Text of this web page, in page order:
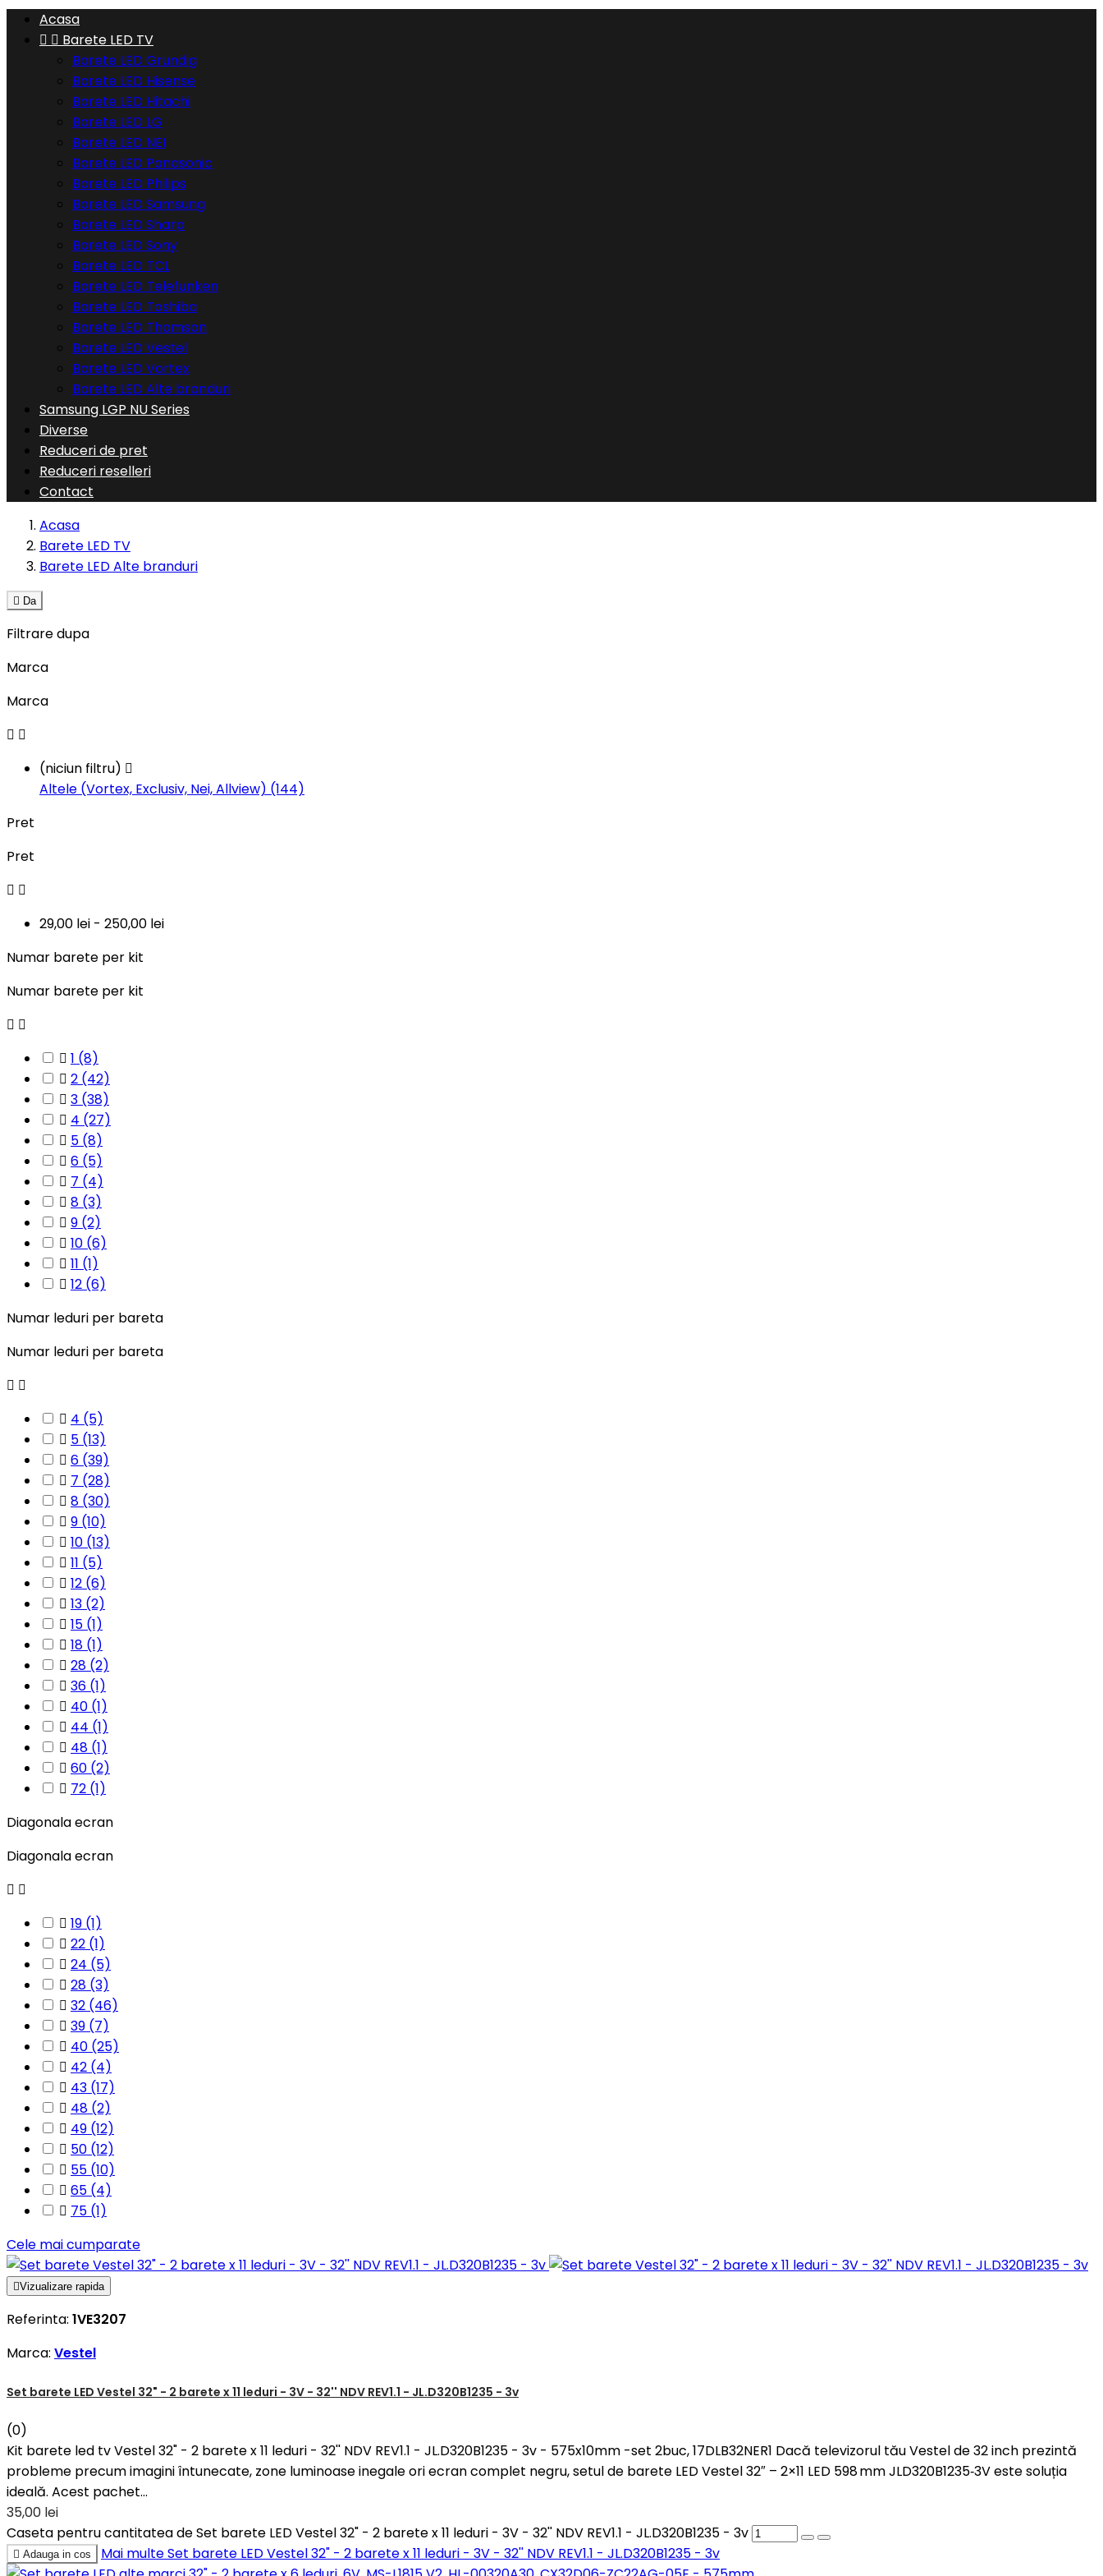
Acasa
  Barete LED TV
Barete LED Grundig
Barete LED Hisense
Barete LED Hitachi
Barete LED LG
Barete LED NEI
Barete LED Panasonic
Barete LED Philips
Barete LED Samsung
Barete LED Sharp
Barete LED Sony
Barete LED TCL
Barete LED Telefunken
Barete LED Toshiba
Barete LED Thomson
Barete LED Vestel
Barete LED Vortex
Barete LED Alte branduri
Samsung LGP NU Series
Diverse
Reduceri de pret
Reduceri reselleri
Contact
Acasa
Barete LED TV
Barete LED Alte branduri
 Da
Filtrare dupa
Marca
Marca
 
(niciun filtru) 
Altele (Vortex, Exclusiv, Nei, Allview) (144)
Pret
Pret
 
29,00 lei - 250,00 lei
Numar barete per kit
Numar barete per kit
 
 1 (8)
 2 (42)
 3 (38)
 4 (27)
 5 (8)
 6 (5)
 7 (4)
 8 (3)
 9 (2)
 10 (6)
 11 (1)
 12 (6)
Numar leduri per bareta
Numar leduri per bareta
 
 4 (5)
 5 (13)
 6 (39)
 7 (28)
 8 (30)
 9 (10)
 10 (13)
 11 (5)
 12 (6)
 13 (2)
 15 (1)
 18 (1)
 28 (2)
 36 (1)
 40 (1)
 44 (1)
 48 (1)
 60 (2)
 72 (1)
Diagonala ecran
Diagonala ecran
 
 19 (1)
 22 (1)
 24 (5)
 28 (3)
 32 (46)
 39 (7)
 40 (25)
 42 (4)
 43 (17)
 48 (2)
 49 (12)
 50 (12)
 55 (10)
 65 (4)
 75 (1)
Cele mai cumparate
Vizualizare rapida
Referinta: 1VE3207
Marca: Vestel
Set barete LED Vestel 32" - 2 barete x 11 leduri - 3V - 32'' NDV REV1.1 - JL.D320B1235 - 3v
(0)
Kit barete led tv Vestel 32" - 2 barete x 11 leduri - 32'' NDV REV1.1 - JL.D320B1235 - 3v - 575x10mm -set 2buc, 17DLB32NER1 Dacă televizorul tău Vestel de 32 inch prezintă
probleme precum imagini întunecate, zone luminoase inegale ori ecran complet negru, setul de barete LED Vestel 32″ – 2×11 LED 598 mm JLD320B1235‑3V este soluția
ideală. Acest pachet...
35,00 lei
Caseta pentru cantitatea de Set barete LED Vestel 32" - 2 barete x 11 leduri - 3V - 32'' NDV REV1.1 - JL.D320B1235 - 3v
 Adauga in cos Mai multeSet barete LED Vestel 32" - 2 barete x 11 leduri - 3V - 32'' NDV REV1.1 - JL.D320B1235 - 3v